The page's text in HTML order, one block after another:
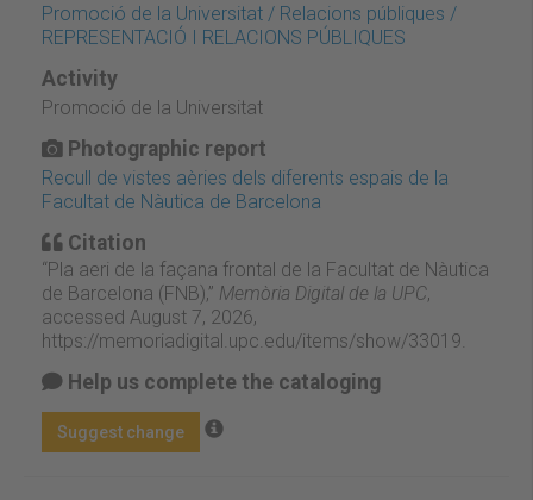
Promoció de la Universitat / Relacions públiques /
REPRESENTACIÓ I RELACIONS PÚBLIQUES
Activity
Promoció de la Universitat
Photographic report
Recull de vistes aèries dels diferents espais de la
Facultat de Nàutica de Barcelona
Citation
“Pla aeri de la façana frontal de la Facultat de Nàutica
de Barcelona (FNB),” Memòria Digital de la UPC,
accessed August 7, 2026,
https://memoriadigital.upc.edu/items/show/33019
Help us complete the cataloging
Suggest change